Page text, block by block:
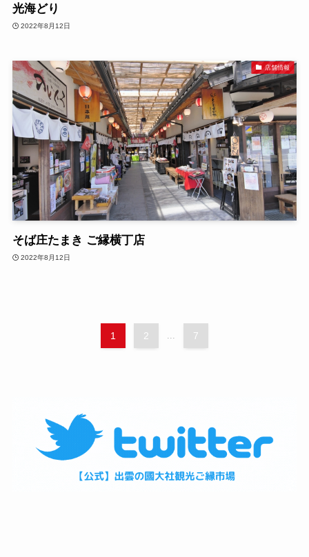
光海どり
2022年8月12日
店舗情報
そば庄たまき ご縁横丁店
2022年8月12日
1 2 ... 7